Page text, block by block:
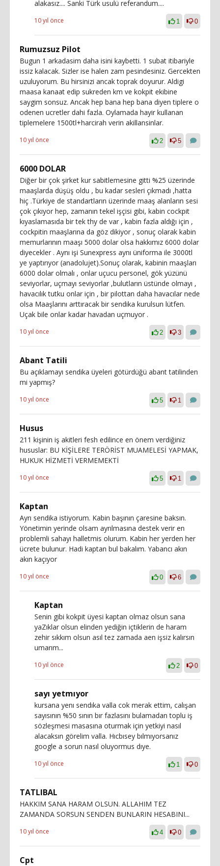
alakasız.... Sanki Türk usulü referandum....
10 yıl önce 1 0
Rumuzsuz Pilot
Bugun 1 arkadasim daha isini kaybetti. 1 subat itibariyle
issiz kalacak. Sizler ise halen zam pesindesiniz. Gercekten
uzuluyorum. Bu hirsinizi ancak toprak doyurur. Aldigi
maasa kanaat edip sukreden km ve kokpit ekibine
saygim sonsuz. Ancak hep bana hep bana diyen tiplere o
odenen ucretler dahi fazla. Oylamada hayir kullanan
tiplemelere 1500tl+harcirah verin akillansinlar.
10 yıl önce 2 5
6000 DOLAR
Diğer bir çok şirket kur sabitlemesine gitti %25 üzerinde
maaşlarda düşüş oldu , bu kadar sesleri çıkmadı ,hatta
hiç .Türkiye de standartların üzerinde maaş alanların sesi
çok çıkıyor hep, zamanın tekel işçisi gibi, kabin cockpit
kıyaslamasıda bir tek thy de var , kabin fazla aldığı için ,
cockpitin maaşlarına da göz dikiyor , sonuç olarak kabin
memurlarının maaşı 5000 dolar olsa hakkımız 6000 dolar
diyecekler . Aynı işi Sunexpress aynı üniforma ile 3000tl
ye yaptırıyor (anadolujet).Sonuç olarak, kabinin maaşları
6000 dolar olmalı , onlar uçucu personel, gök yüzünü
seviyorlar, uçmayı seviyorlar ,bulutların üstünde olmayı ,
havacılık tutku onlar için , bir pilottan daha havacılar nede
olsa Maaşlarını arttıracak bir sendika kurulsun lütfen.
Uçak bile onlar kadar havadan uçmuyor .
10 yıl önce 2 3
Abant Tatili
Bu açıklamayı sendika üyeleri götürdüğü abant tatilinden
mi yapmış?
10 yıl önce 5 1
Husus
211 kişinin iş akitleri fesh edilince en önem verdiğiniz
hususlar: BU KİŞİLERE TERÖRİST MUAMELESİ YAPMAK,
HUKUK HİZMETİ VERMEMEKTİ
10 yıl önce 5 1
Kaptan
Ayrı sendika istiyorum. Kabin başının çaresine baksın.
Yönetimin yerinde olsam ayrılmasına destek verir en
problemli sahayı halletmis olurum. Kabin her yerden her
ücrete bulunur. Hadi kaptan bul bakalım. Yabancı akın
akın kaçıyor
10 yıl önce 0 6
Kaptan
Senin gibi kokpit üyesi kaptan olmaz olsun sana
yaZıklar olsun elinden yediğin içtiklerin de haram
zehir sıkkım olsun asıl tez zamada aen işsiz kalırsın
umarım...
10 yıl önce 2 0
sayı yetmıyor
kursana yenı sendıka valla cok merak ettim, calışan
sayısının %50 sının bır fazlasını bulamadan toplu iş
sözleşmesi masasına oturmak için yetkiyi nasıl
alacaksın görelim valla. Hıcbısey bılmıyorsanız
google a sorun nasıl oluyormus dıye.
10 yıl önce 1 0
TATLIBAL
HAKKIM SANA HARAM OLSUN. ALLAHIM TEZ
ZAMANDA SORSUN SENDEN BUNLARIN HESABINI...
10 yıl önce 4 0
Cpt